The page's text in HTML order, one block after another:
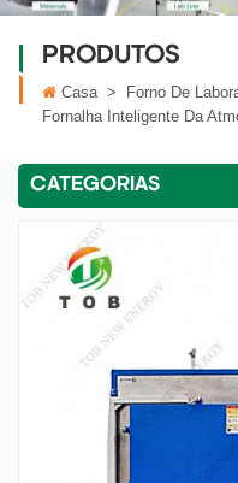
PRODUTOS
Casa > Forno De
Fornalha Inteligente Da
CATEGORIAS